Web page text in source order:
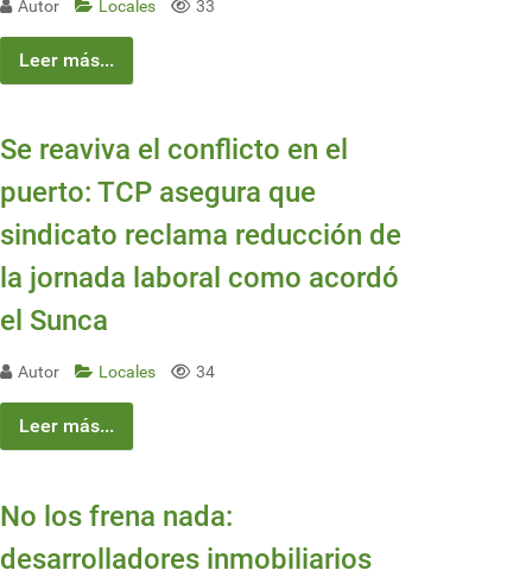
Autor Locales 33
Leer más...
Se reaviva el conflicto en el
puerto: TCP asegura que
sindicato reclama reducción de
la jornada laboral como acordó
el Sunca
Autor Locales 34
Leer más...
No los frena nada:
desarrolladores inmobiliarios